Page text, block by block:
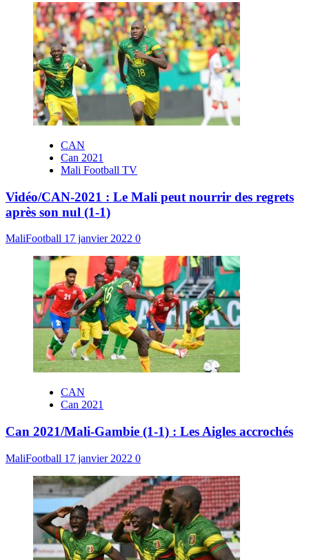
CAN
Can 2021
Mali Football TV
Vidéo/CAN-2021 : Le Mali peut nourrir des regrets
après son nul (1-1)
MaliFootball 17 janvier 2022 0
CAN
Can 2021
Can 2021/Mali-Gambie (1-1) : Les Aigles accrochés
MaliFootball 17 janvier 2022 0